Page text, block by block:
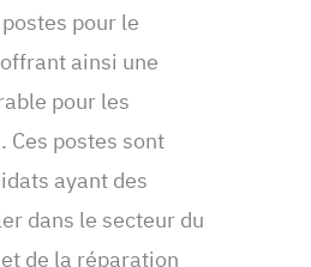
pour le
ainsi une
pour les
Ces postes sont
ayant des
dans le secteur du
de la réparation